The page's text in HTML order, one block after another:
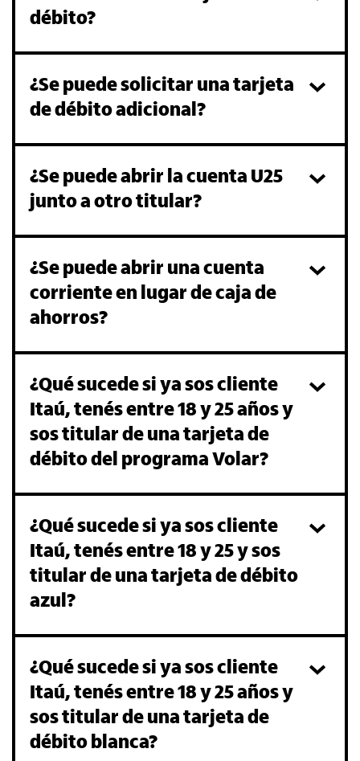
débito?
¿Se puede solicitar una tarjeta
de débito adicional?
¿Se puede abrir la cuenta U25
junto a otro titular?
¿Se puede abrir una cuenta
corriente en lugar de caja de
ahorros?
¿Qué sucede si ya sos cliente
Itaú, tenés entre 18 y 25 años y
sos titular de una tarjeta de
débito del programa Volar?
¿Qué sucede si ya sos cliente
Itaú, tenés entre 18 y 25 y sos
titular de una tarjeta de débito
azul?
¿Qué sucede si ya sos cliente
Itaú, tenés entre 18 y 25 años y
sos titular de una tarjeta de
débito blanca?